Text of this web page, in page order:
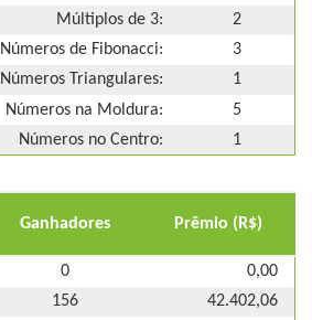
Múltiplos de 3:
2
Números de Fibonacci:
3
Números Triangulares:
1
Números na Moldura:
5
Números no Centro:
1
Ganhadores Prêmio (R$)
0
0,00
156
42.402,06